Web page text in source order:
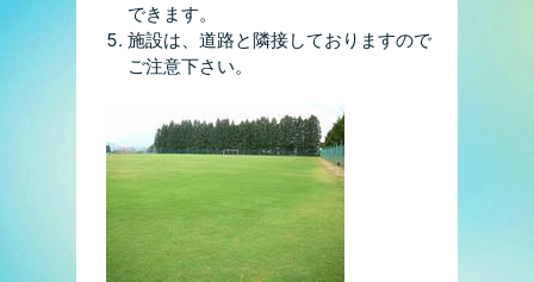
できます。
施設は、道路と隣接しておりますので
ご注意下さい。